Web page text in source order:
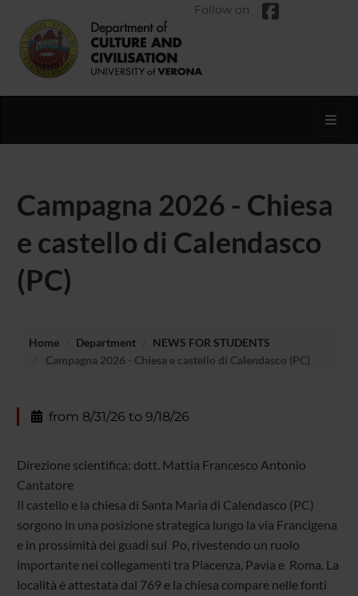
Follow on
Campagna 2026 - Chiesa
e castello di Calendasco
(PC)
Home Department
NEWS FOR STUDENTS
Campagna 2026 - Chiesa e castello di Calendasco (PC)
from 8/31/26 to 9/18/26
Direzione scientifica: dott. Mattia Francesco Antonio
Cantatore
Il castello e la chiesa di Santa Maria di Calendasco (PC)
sorgono in una posizione strategica lungo la via Francigena
e in prossimità dei guadi sul Po, rivestendo un ruolo
importante nei collegamenti tra Piacenza, Pavia e Roma. La
località è attestata dal 769 e la chiesa compare nelle fonti